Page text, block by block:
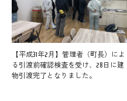
【平成31年2月】管理者（町長）によ
る引渡前確認検査を受け、28日に建
物引渡完了となりました。